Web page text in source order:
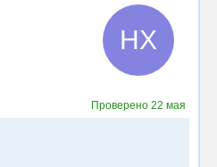
НХ
Проверено22 мая